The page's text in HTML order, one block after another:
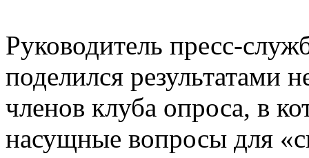
Руководитель пресс-
поделился результатами
членов клуба опроса, в
насущные вопросы для